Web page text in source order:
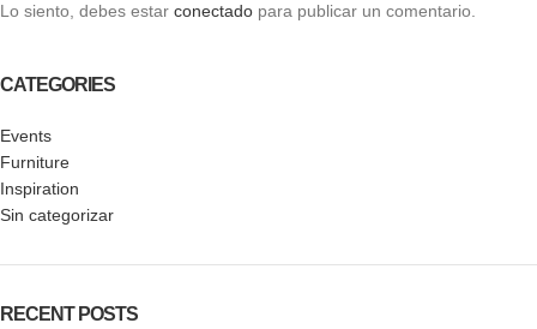
Lo siento, debes estar conectado para publicar un comentario.
CATEGORIES
Events
Furniture
Inspiration
Sin categorizar
RECENT POSTS